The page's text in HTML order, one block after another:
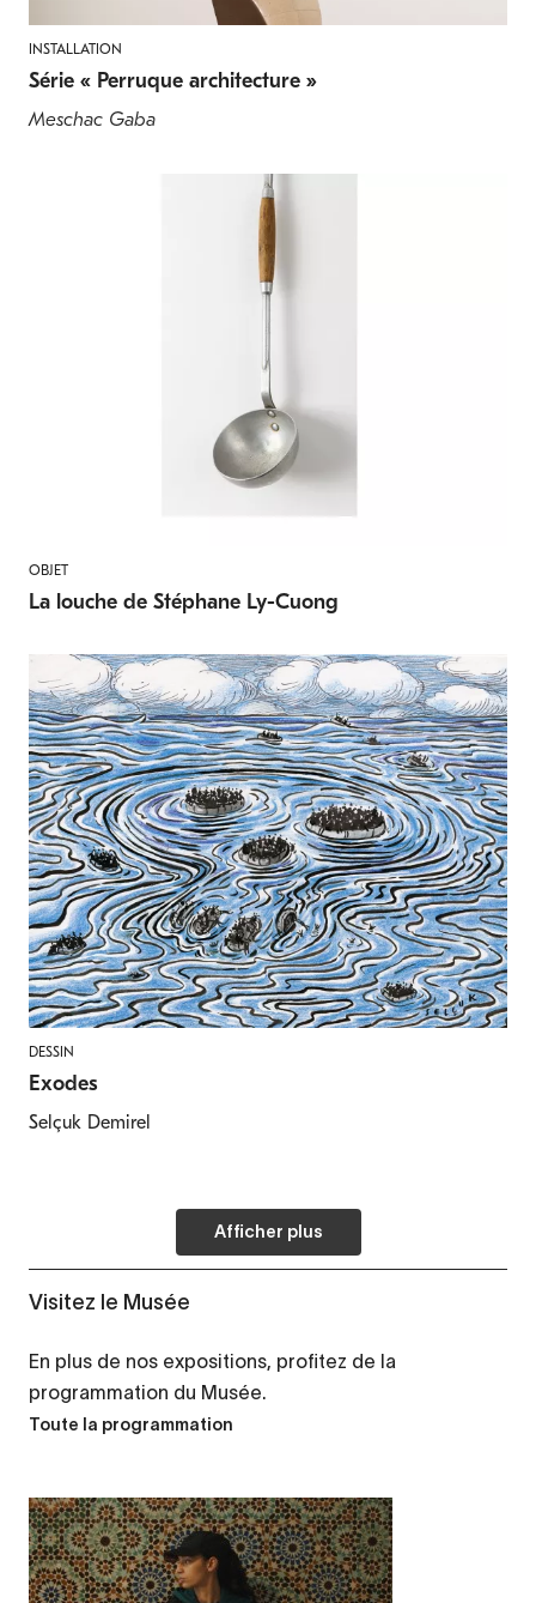
INSTALLATION
Série « Perruque architecture »
Meschac Gaba
OBJET
La louche de Stéphane Ly-Cuong
DESSIN
Exodes
Selçuk Demirel
Afficher plus
Visitez le Musée
En plus de nos expositions, profitez de la
programmation du Musée.
Toute la programmation